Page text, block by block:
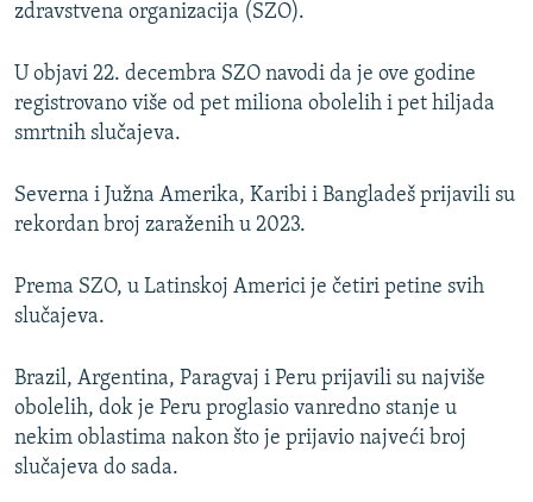
POST SCRIPTUM
MOJA EVROPA
TRI DECENIJE OD RATA U BIH
SVE KARTE DEJTONA
NASTANAK I RASPAD JUGOSLAVIJE
zdravstvena organizacija (SZO).
U objavi 22. decembra SZO navodi da je ove godine
registrovano više od pet miliona obolelih i pet hiljada
smrtnih slučajeva.
Severna i Južna Amerika, Karibi i Bangladeš prijavili su
rekordan broj zaraženih u 2023.
Prema SZO, u Latinskoj Americi je četiri petine svih
slučajeva.
Brazil, Argentina, Paragvaj i Peru prijavili su najviše
obolelih, dok je Peru proglasio vanredno stanje u
nekim oblastima nakon što je prijavio najveći broj
slučajeva do sada.